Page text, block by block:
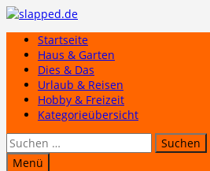
Zum
springenStartseite
Haus & Garten
Dies & Das
Urlaub & Reisen
Hobby & Freizeit
Kategorieübersicht
Suchen
nach:
Menü